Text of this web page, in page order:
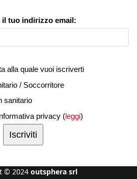
il tuo indirizzo email:
alla quale vuoi iscriverti
/ Soccorritore
sanitario
privacy (leggi)
© 2024 outsphera srl